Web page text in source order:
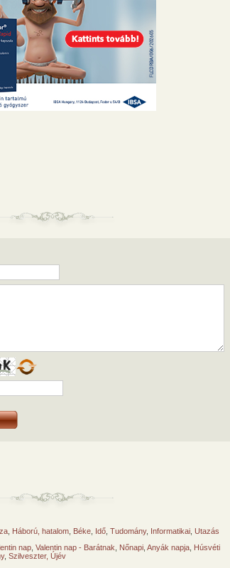
Háború, hatalom Béke Idő Tudomány, Informatikai Utazás
nap Valentin nap - Barátnak Nőnapi Anyák napja Húsvéti
, Szilveszter, Újév